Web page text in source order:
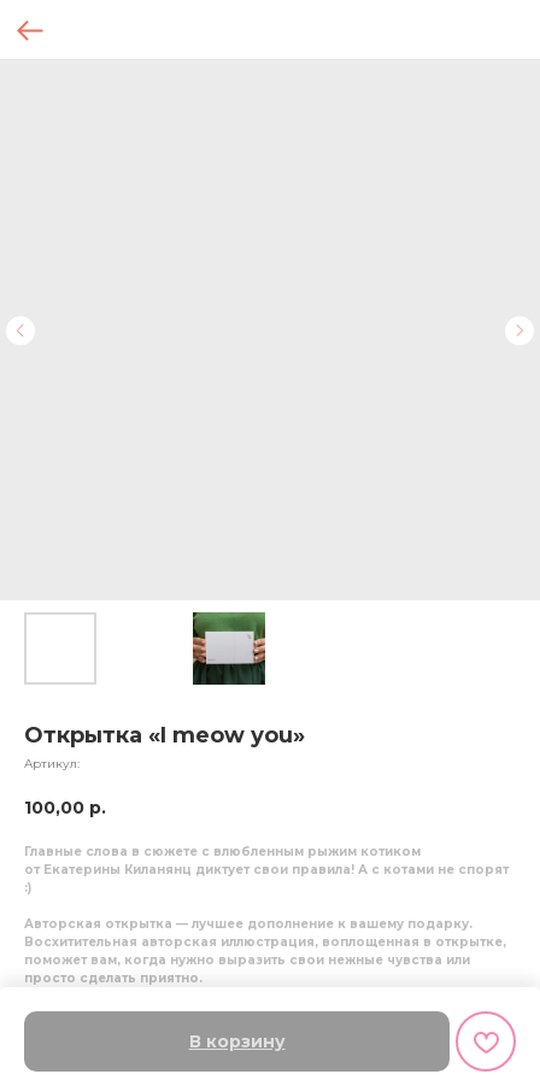
Открытка «I meow уou»
Артикул:
100,00 р.
В корзину
Главные слова в сюжете с влюбленным рыжим котиком
от Екатерины Киланянц диктует свои правила! А с котами не спорят
:)
Авторская открытка — лучшее дополнение к вашему подарку.
Восхитительная авторская иллюстрация, воплощенная в открытке,
поможет вам, когда нужно выразить свои нежные чувства или
просто сделать приятно.
Материал: бумага матовая мелованная